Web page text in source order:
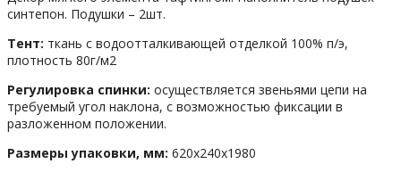
синтепон. Подушки – 2шт.
Тент: ткань с водоотталкивающей отделкой 100% п/э,
плотность 80г/м2
Регулировка спинки: осуществляется звеньями цепи на
требуемый угол наклона, с возможностью фиксации в
разложенном положении.
Размеры упаковки, мм: 620х240х1980